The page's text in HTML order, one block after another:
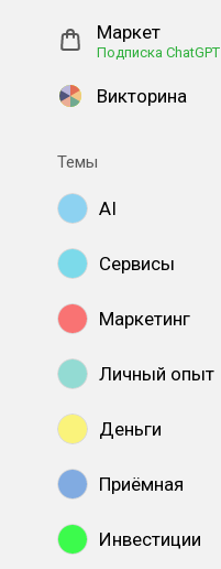
Маркет
Подписка ChatGPT
Викторина
Темы
AI
Сервисы
Маркетинг
Личный опыт
Деньги
Приёмная
Инвестиции